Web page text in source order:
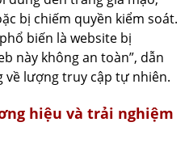
bị chiếm quyền kiểm soát.
biến là website bị
này không an toàn”, dẫn
lượng truy cập tự nhiên.
hiệu và trải nghiệm